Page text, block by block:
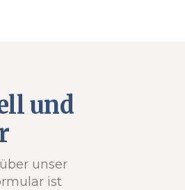
und
unser
ist